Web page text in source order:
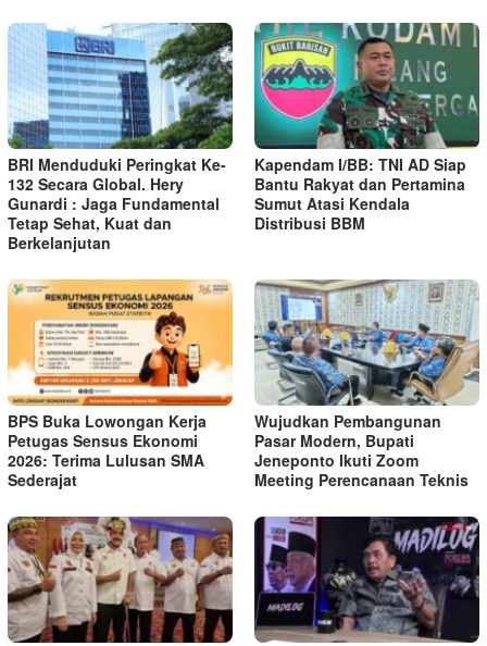
BRI Menduduki Peringkat Ke-
132 Secara Global. Hery
Gunardi : Jaga Fundamental
Tetap Sehat, Kuat dan
Berkelanjutan
Kapendam I/BB: TNI AD Siap
Bantu Rakyat dan Pertamina
Sumut Atasi Kendala
Distribusi BBM
BPS Buka Lowongan Kerja
Petugas Sensus Ekonomi
2026: Terima Lulusan SMA
Sederajat
Wujudkan Pembangunan
Pasar Modern, Bupati
Jeneponto Ikuti Zoom
Meeting Perencanaan Teknis